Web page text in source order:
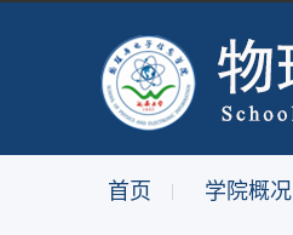
首页 | 学院概况